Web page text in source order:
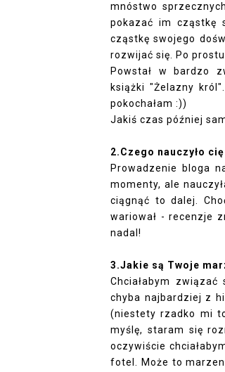
mnóstwo
pokazać im cząstkę
cząstkę swojego
rozwijać się. Po
Powstał w bardzo
książki "Żelazny
pokochałam :))
Jakiś czas później
2.Czego nauczyło
Prowadzenie bloga
momenty, ale
ciągnąć to dalej.
wariował - recenzje
nadal!
3.Jakie są Twoje
Chciałabym
chyba najbardziej z
(niestety rzadko mi
myślę, staram się
oczywiście
fotel. Może to